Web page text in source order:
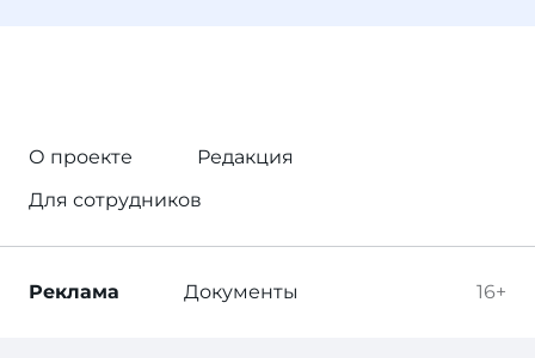
О проекте
Редакция
Для сотрудников
16+
Реклама Документы